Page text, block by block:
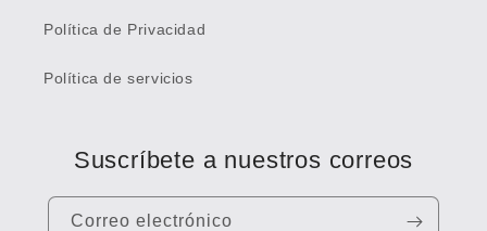
Política de Privacidad
Política de servicios
Suscríbete a nuestros correos
Correo electrónico